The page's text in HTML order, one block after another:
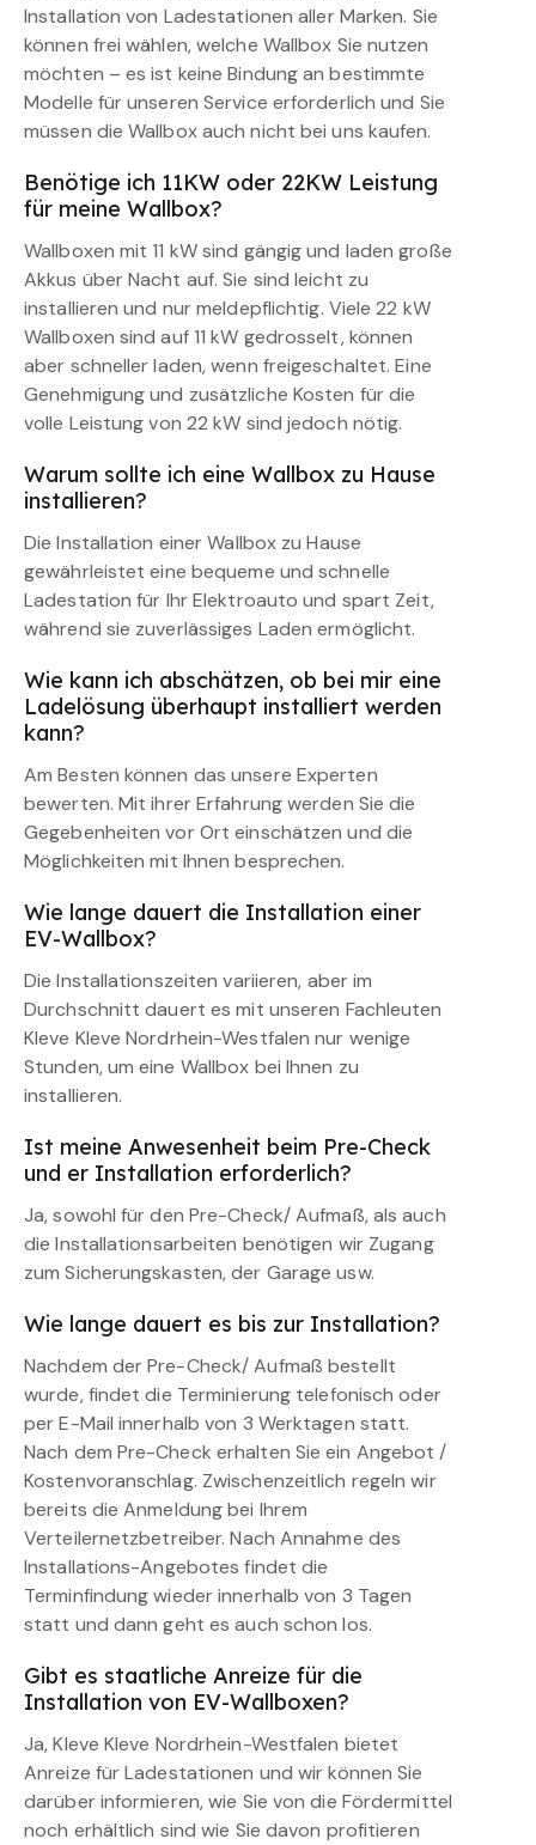
Installation von Ladestationen aller Marken. Sie
können frei wählen, welche Wallbox Sie nutzen
möchten – es ist keine Bindung an bestimmte
Modelle für unseren Service erforderlich und Sie
müssen die Wallbox auch nicht bei uns kaufen.
Benötige ich 11KW oder 22KW Leistung
für meine Wallbox?
Wallboxen mit 11 kW sind gängig und laden große
Akkus über Nacht auf. Sie sind leicht zu
installieren und nur meldepflichtig. Viele 22 kW
Wallboxen sind auf 11 kW gedrosselt, können
aber schneller laden, wenn freigeschaltet. Eine
Genehmigung und zusätzliche Kosten für die
volle Leistung von 22 kW sind jedoch nötig.
Warum sollte ich eine Wallbox zu Hause
installieren?
Die Installation einer Wallbox zu Hause
gewährleistet eine bequeme und schnelle
Ladestation für Ihr Elektroauto und spart Zeit,
während sie zuverlässiges Laden ermöglicht.
Wie kann ich abschätzen, ob bei mir eine
Ladelösung überhaupt installiert werden
kann?
Am Besten können das unsere Experten
bewerten. Mit ihrer Erfahrung werden Sie die
Gegebenheiten vor Ort einschätzen und die
Möglichkeiten mit Ihnen besprechen.
Wie lange dauert die Installation einer
EV-Wallbox?
Die Installationszeiten variieren, aber im
Durchschnitt dauert es mit unseren Fachleuten
Kleve Kleve Nordrhein-Westfalen nur wenige
Stunden, um eine Wallbox bei Ihnen zu
installieren.
Ist meine Anwesenheit beim Pre-Check
und er Installation erforderlich?
Ja, sowohl für den Pre-Check/ Aufmaß, als auch
die Installationsarbeiten benötigen wir Zugang
zum Sicherungskasten, der Garage usw.
Wie lange dauert es bis zur Installation?
Nachdem der Pre-Check/ Aufmaß bestellt
wurde, findet die Terminierung telefonisch oder
per E-Mail innerhalb von 3 Werktagen statt.
Nach dem Pre-Check erhalten Sie ein Angebot /
Kostenvoranschlag. Zwischenzeitlich regeln wir
bereits die Anmeldung bei Ihrem
Verteilernetzbetreiber. Nach Annahme des
Installations-Angebotes findet die
Terminfindung wieder innerhalb von 3 Tagen
statt und dann geht es auch schon los.
Gibt es staatliche Anreize für die
Installation von EV-Wallboxen?
Ja, Kleve Kleve Nordrhein-Westfalen bietet
Anreize für Ladestationen und wir können Sie
darüber informieren, wie Sie von die Fördermittel
noch erhältlich sind wie Sie davon profitieren